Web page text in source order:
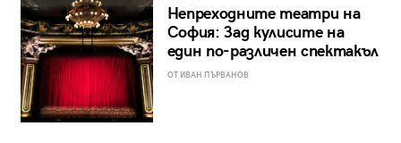
Непреходните театри на
София: Зад кулисите на
един по-различен спектакъл
ОТ ИВАН ПЪРВАНОВ